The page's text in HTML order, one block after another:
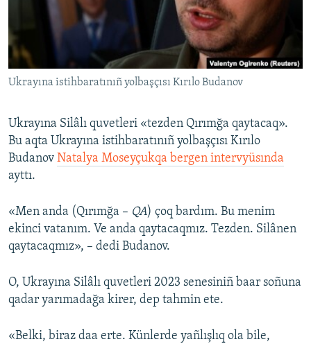
Русский
Українською
QOŞULIÑIZ!
RFE/RS bütün saytları
Ukrayına istihbaratınıñ yolbaşçısı Kırılo Budanov
Ukrayına Silâlı quvetleri «tezden Qırımğa qaytacaq».
Bu aqta Ukrayına istihbaratınıñ yolbaşçısı Kırılo
Budanov Natalya Moseyçukqa bergen intervyüsında
ayttı.
«Men anda (Qırımğa – QA) çoq bardım. Bu menim
ekinci vatanım. Ve anda qaytacaqmız. Tezden. Silânen
qaytacaqmız», – dedi Budanov.
O, Ukrayına Silâlı quvetleri 2023 senesiniñ baar soñuna
qadar yarımadağa kirer, dep tahmin ete.
«Belki, biraz daa erte. Künlerde yañlışlıq ola bile,